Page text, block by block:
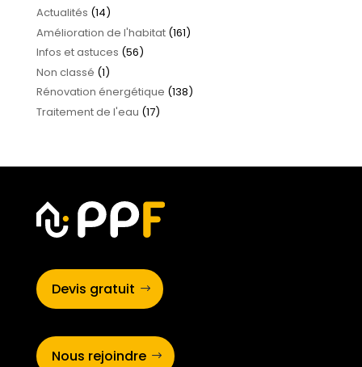
Actualités (14)
Amélioration de l'habitat(161)
Infos et astuces (56)
Non classé (1)
Rénovation énergétique (138)
Traitement de l'eau (17)
Devis gratuit
Nous rejoindre